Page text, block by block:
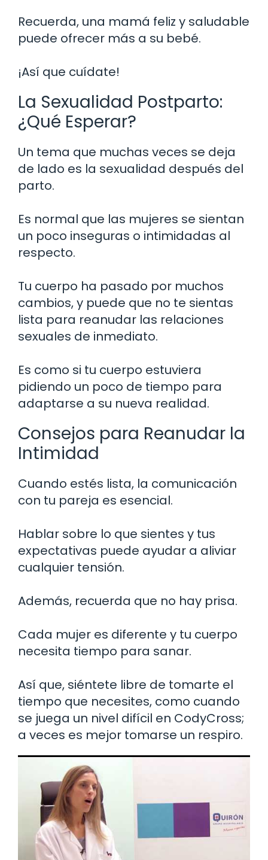
Recuerda, una mamá feliz y saludable
puede ofrecer más a su bebé.
¡Así que cuídate!
La Sexualidad Postparto:
¿Qué Esperar?
Un tema que muchas veces se deja
de lado es la sexualidad después del
parto.
Es normal que las mujeres se sientan
un poco inseguras o intimidadas al
respecto.
Tu cuerpo ha pasado por muchos
cambios, y puede que no te sientas
lista para reanudar las relaciones
sexuales de inmediato.
Es como si tu cuerpo estuviera
pidiendo un poco de tiempo para
adaptarse a su nueva realidad.
Consejos para Reanudar la
Intimidad
Cuando estés lista, la comunicación
con tu pareja es esencial.
Hablar sobre lo que sientes y tus
expectativas puede ayudar a aliviar
cualquier tensión.
Además, recuerda que no hay prisa.
Cada mujer es diferente y tu cuerpo
necesita tiempo para sanar.
Así que, siéntete libre de tomarte el
tiempo que necesites, como cuando
se juega un nivel difícil en CodyCross;
a veces es mejor tomarse un respiro.